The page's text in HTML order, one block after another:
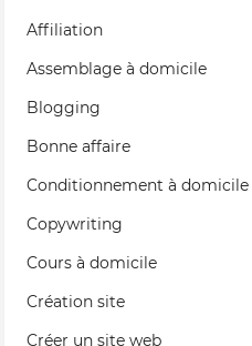
Affiliation
Assemblage à domicile
Blogging
Bonne affaire
Conditionnement à domicile
Copywriting
Cours à domicile
Création site
Créer un site web